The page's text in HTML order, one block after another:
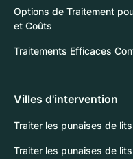
Options de Traitement
et Coûts
Traitements Efficaces
Villes d'intervention
Traiter les punaises de
Traiter les punaises de